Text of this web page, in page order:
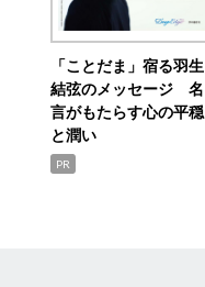
「ことだま」宿る羽生
結弦のメッセージ 名
言がもたらす心の平穏
と潤い
PR